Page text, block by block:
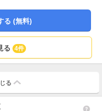
聞いてきたり別人みたいで
に収録されています。重複購
る (無料)
る 4件
る